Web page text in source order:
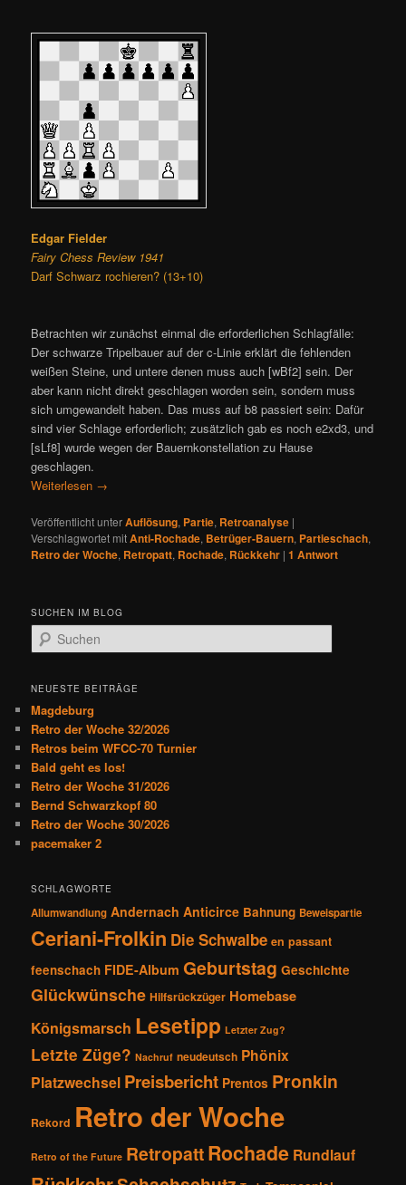
Edgar Fielder
Fairy Chess Review 1941
Darf Schwarz rochieren? (13+10)
Betrachten wir zunächst einmal die erforderlichen Schlagfälle:
Der schwarze Tripelbauer auf der c-Linie erklärt die fehlenden
weißen Steine, und untere denen muss auch [wBf2] sein. Der
aber kann nicht direkt geschlagen worden sein, sondern muss
sich umgewandelt haben. Das muss auf b8 passiert sein: Dafür
sind vier Schlage erforderlich; zusätzlich gab es noch e2xd3, und
[sLf8] wurde wegen der Bauernkonstellation zu Hause
geschlagen.
Weiterlesen →
Veröffentlicht unterAuflösung, Partie, Retroanalyse |
Verschlagwortet mitAnti-Rochade, Betrüger-Bauern, Partieschach,
Retro der Woche, Retropatt, Rochade, Rückkehr |1 Antwort
SUCHEN IM BLOG
u
h
n
NEUESTE BEITRÄGE
Magdeburg
Retro der Woche 32/2026
Retros beim WFCC-70 Turnier
Bald geht es los!
Retro der Woche 31/2026
Bernd Schwarzkopf 80
Retro der Woche 30/2026
pacemaker 2
SCHLAGWORTE
Allumwandlung Andernach Anticirce Bahnung Beweispartie
Ceriani-Frolkin Die Schwalbe en passant
feenschach FIDE-Album Geburtstag Geschichte
Glückwünsche Hilfsrückzüger Homebase
Königsmarsch Lesetipp Letzter Zug?
Letzte Züge? Nachruf neudeutsch Phönix
Platzwechsel Preisbericht Prentos Pronkin
Rekord Retro der Woche
Retro of the Future RetropattRochade Rundlauf